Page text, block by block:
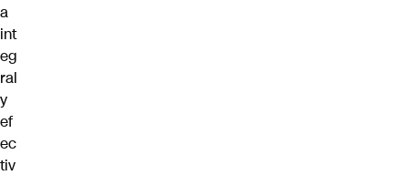
a
int
eg
ral
y
ef
ec
tiv